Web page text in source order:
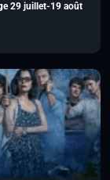
29 juillet-19 août